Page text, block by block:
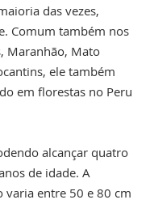
das vezes,
Comum também nos
Maranhão, Mato
ele também
em florestas no Peru
alcançar quatro
de idade. A
varia entre 50 e 80 cm